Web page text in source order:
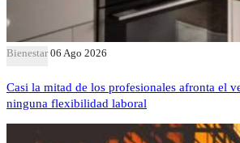
Bienestar 06 Ago 2026
Casi la mitad de los profesionales afronta el
ninguna flexibilidad laboral